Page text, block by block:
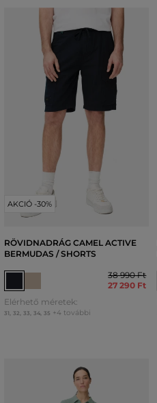
AKCIÓ -30%
RÖVIDNADRÁG CAMEL ACTIVE
BERMUDAS / SHORTS
38 990 Ft
27 290 Ft
Elérhető méretek:
31 32 33 34, 35 +4 további